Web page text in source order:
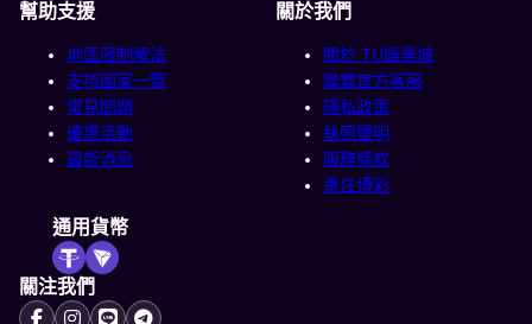
幫助支援
地區限制解法
支持國家一覽
常見問題
優惠活動
最新消息
關於我們
關於 TU娛樂城
聯繫官方客服
隱私政策
執照聲明
服務條款
責任博彩
通用貨幣
關注我們